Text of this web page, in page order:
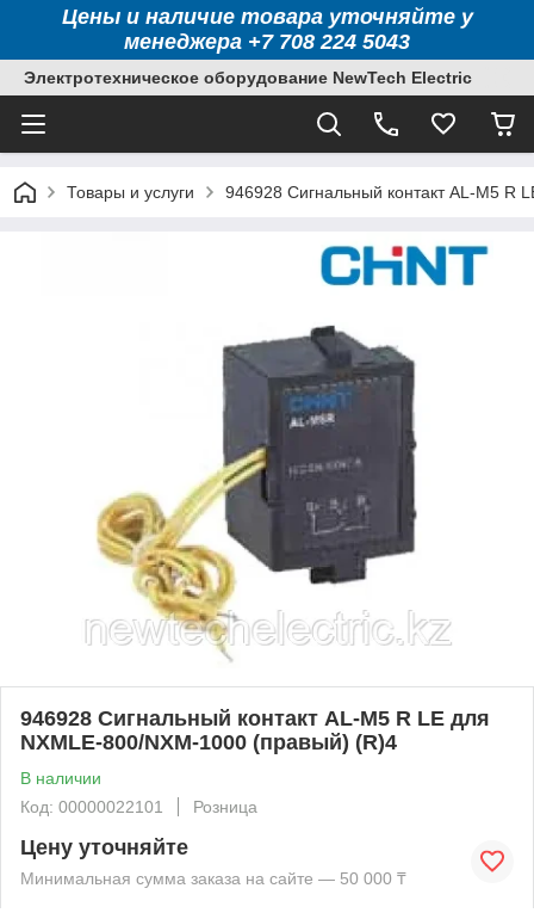
Цены и наличие товара уточняйте у
менеджера +7 708 224 5043
Электротехническое оборудование NewTech Electric
Товары и услуги 946928 Сигнальный контакт AL-M5 R
946928 Сигнальный контакт AL-M5 R LE для
NXMLE-800/NXM-1000 (правый) (R)4
В наличии
Код: 00000022101
Розница
Цену уточняйте
Минимальная сумма заказа на сайте — 50 000 ₸